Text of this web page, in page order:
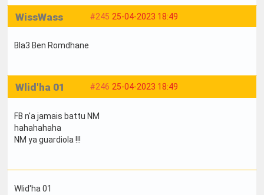
#245 25-04-2023 18:49
WissWass
Bla3 Ben Romdhane
#246 25-04-2023 18:49
Wlid'ha 01
FB n'a jamais battu NM
hahahahaha
NM ya guardiola !!!
Wlid'ha 01